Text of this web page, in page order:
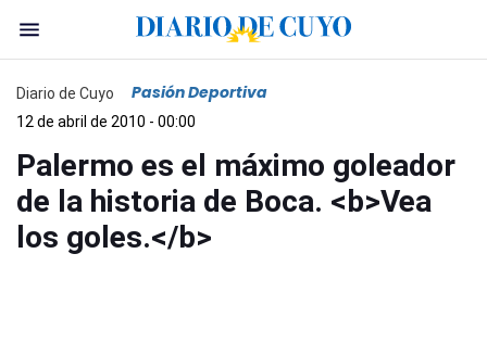
Diario de Cuyo Pasión Deportiva
12 de abril de 2010 - 00:00
Palermo es el máximo goleador
de la historia de Boca. <b>Vea
los goles.</b>